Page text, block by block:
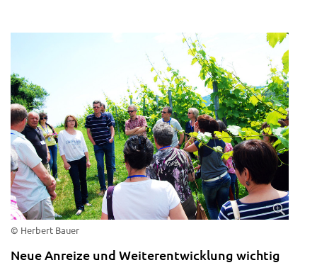
© Herbert Bauer
Neue Anreize und Weiterentwicklung wichtig